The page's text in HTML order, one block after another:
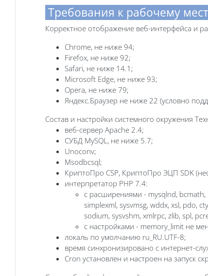
Требования к рабочему
Корректное отображение веб-интерфейса и
Chrome, не ниже 94;
Firefox, не ниже 92;
Safari, не ниже 14.1;
Microsoft Edge, не ниже 93;
Opera, не ниже 79;
Яндекс.Браузер не ниже 22 (условно
Состав и настройки системного окружения
веб-сервер Apache 2.4;
СУБД MySQL, не ниже 5.7;
Unoconv;
Msodbcsql;
КриптоПро CSP, КриптоПро ЭЦП SDK
интерпретатор PHP 7.4:
с расширениями - mysqlnd, bcmath,
simplexml, sysvmsg, wddx, xsl, pdo,
sodium, sysvshm, xmlrpc, zlib, spl,
с настройками - memory_limit не
локаль по умолчанию ru_RU.UTF-8;
время синхронизировано с интернет-
Cron установлен и настроен на запуск